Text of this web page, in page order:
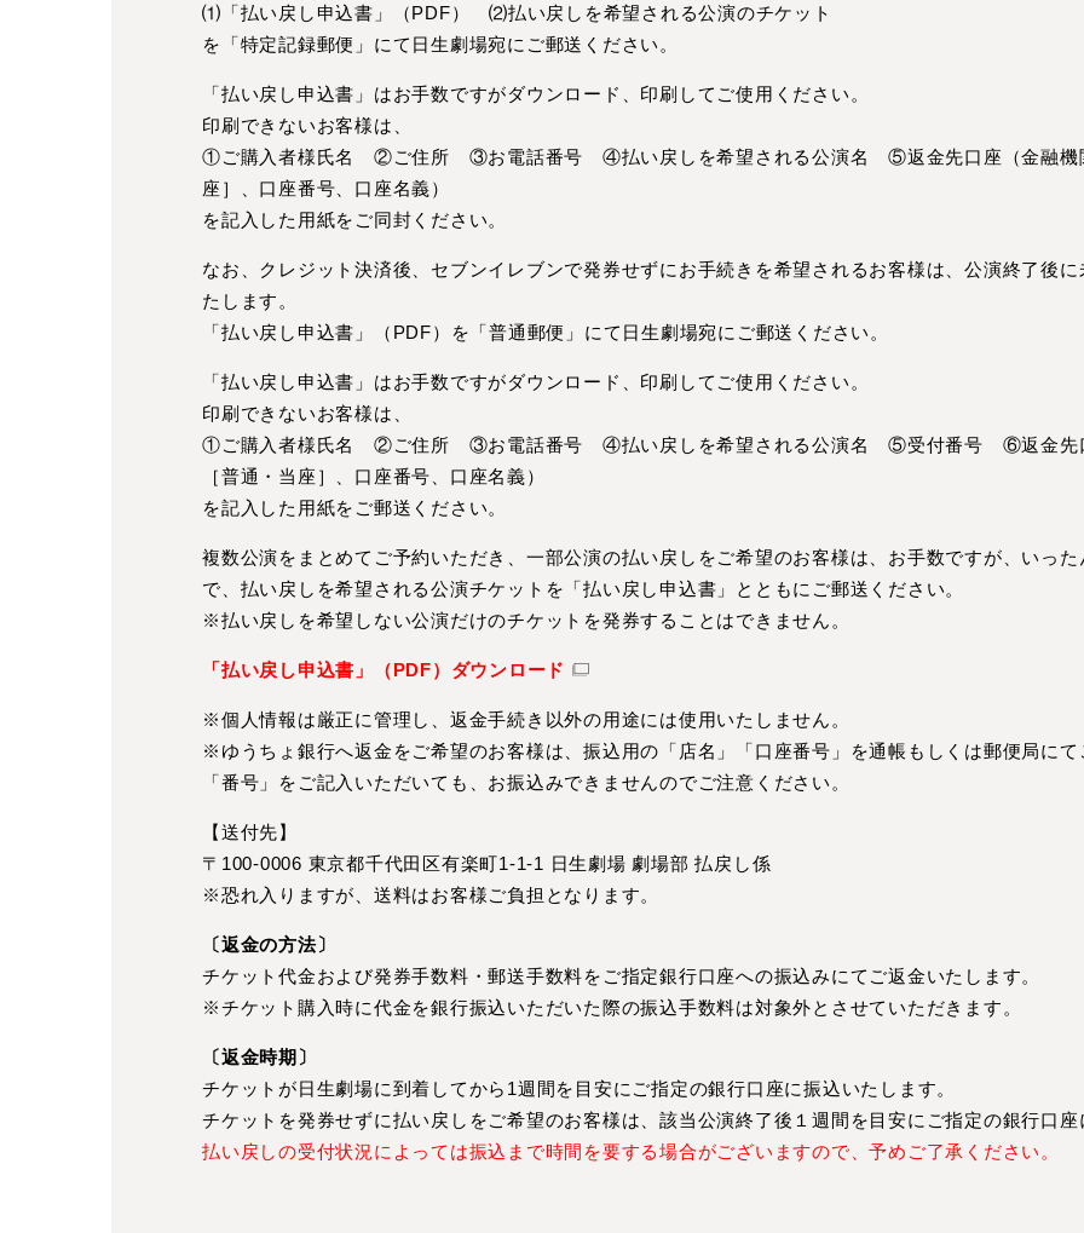
⑴「払い戻し申込書」（PDF） ⑵払い戻しを希望される公演のチケット
を「特定記録郵便」にて日生劇場宛にご郵送ください。
「払い戻し申込書」はお手数ですがダウンロード、印刷してご使用ください。
印刷できないお客様は、
①ご購入者様氏名 ②ご住所 ③お電話番号 ④払い戻しを希望される公演名 ⑤返金先口座（金融機関
座］、口座番号、口座名義）
を記入した用紙をご同封ください。
なお、クレジット決済後、セブンイレブンで発券せずにお手続きを希望されるお客様は、公演終了後
たします。
「払い戻し申込書」（PDF）を「普通郵便」にて日生劇場宛にご郵送ください。
「払い戻し申込書」はお手数ですがダウンロード、印刷してご使用ください。
印刷できないお客様は、
①ご購入者様氏名 ②ご住所 ③お電話番号 ④払い戻しを希望される公演名 ⑤受付番号 ⑥返金先口
［普通・当座］、口座番号、口座名義）
を記入した用紙をご郵送ください。
複数公演をまとめてご予約いただき、一部公演の払い戻しをご希望のお客様は、お手数ですが、いっ
で、払い戻しを希望される公演チケットを「払い戻し申込書」とともにご郵送ください。
※払い戻しを希望しない公演だけのチケットを発券することはできません。
「払い戻し申込書」（PDF）ダウンロード
※個人情報は厳正に管理し、返金手続き以外の用途には使用いたしません。
※ゆうちょ銀行へ返金をご希望のお客様は、振込用の「店名」「口座番号」を通帳もしくは郵便局にて
「番号」をご記入いただいても、お振込みできませんのでご注意ください。
【送付先】
〒100-0006 東京都千代田区有楽町1-1-1 日生劇場 劇場部 払戻し係
※恐れ入りますが、送料はお客様ご負担となります。
〔返金の方法〕
チケット代金および発券手数料・郵送手数料をご指定銀行口座への振込みにてご返金いたします。
※チケット購入時に代金を銀行振込いただいた際の振込手数料は対象外とさせていただきます。
〔返金時期〕
チケットが日生劇場に到着してから1週間を目安にご指定の銀行口座に振込いたします。
チケットを発券せずに払い戻しをご希望のお客様は、該当公演終了後１週間を目安にご指定の銀行口座
払い戻しの受付状況によっては振込まで時間を要する場合がございますので、予めご了承ください。